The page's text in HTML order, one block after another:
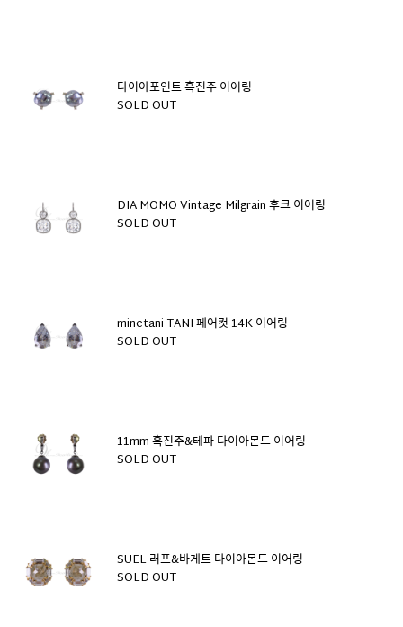
다이아포인트 흑진주 이어링
SOLD OUT
DIA MOMO Vintage Milgrain 후크 이어링
SOLD OUT
minetani TANI 페어컷 14K 이어링
SOLD OUT
11mm 흑진주&테파 다이아몬드 이어링
SOLD OUT
SUEL 러프&바게트 다이아몬드 이어링
SOLD OUT